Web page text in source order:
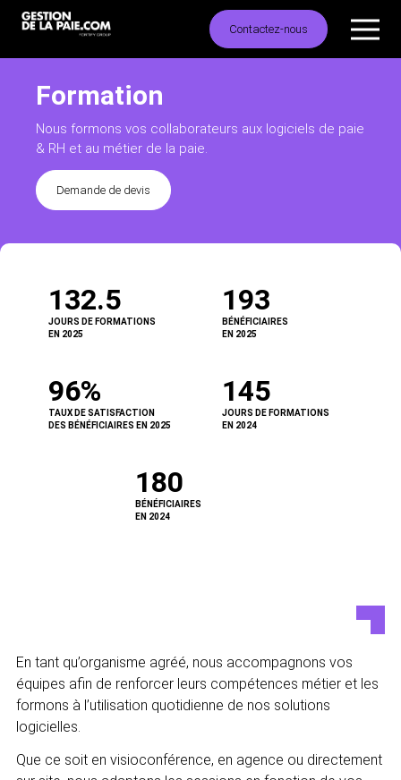
Contactez-nous
Formation
Nous formons vos collaborateurs aux logiciels de paie
& RH et au métier de la paie.
Demande de devis
132.5
JOURS DE FORMATIONS
EN 2025
193
BÉNÉFICIAIRES
EN 2025
96%
TAUX DE SATISFACTION
DES BÉNÉFICIAIRES EN 2025
145
JOURS DE FORMATIONS
EN 2024
180
BÉNÉFICIAIRES
EN 2024
En tant qu’organisme agréé, nous accompagnons vos
équipes afin de renforcer leurs compétences métier et les
formons à l’utilisation quotidienne de nos solutions
logicielles.
Que ce soit en visioconférence, en agence ou directement